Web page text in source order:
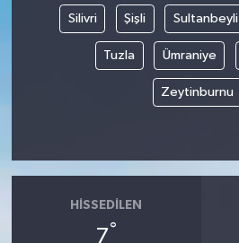
Silivri Şişli Sultanbeyli
Tuzla Ümraniye
Zeytinburnu
HISSEDILEN
7°